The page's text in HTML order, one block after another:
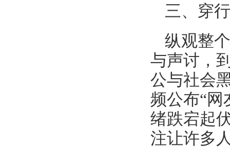
三、穿
纵观整
与声讨，
公与社会
频公布“网
绪跌宕起
注让许多